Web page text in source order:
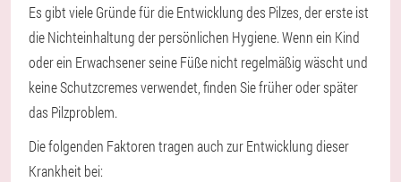
Es gibt viele Gründe für die Entwicklung des Pilzes, der erste ist
die Nichteinhaltung der persönlichen Hygiene. Wenn ein Kind
oder ein Erwachsener seine Füße nicht regelmäßig wäscht und
keine Schutzcremes verwendet, finden Sie früher oder später
das Pilzproblem.
Die folgenden Faktoren tragen auch zur Entwicklung dieser
Krankheit bei: